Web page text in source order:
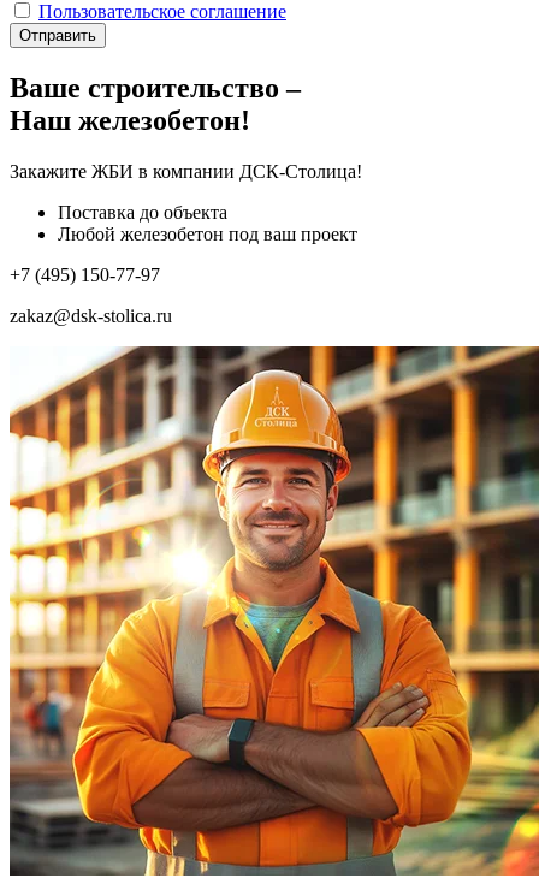
Пользовательское соглашение
Отправить
Ваше строительство –
Наш железобетон!
Закажите ЖБИ в компании ДСК-Столица!
Поставка до объекта
Любой железобетон под ваш проект
+7 (495) 150-77-97
zakaz@dsk-stolica.ru